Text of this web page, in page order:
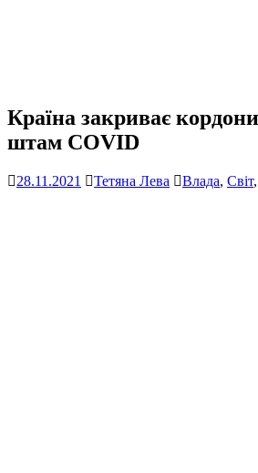
Країна закриває
штам COVID
28.11.2021 Тетяна Лева Влада, Світ,